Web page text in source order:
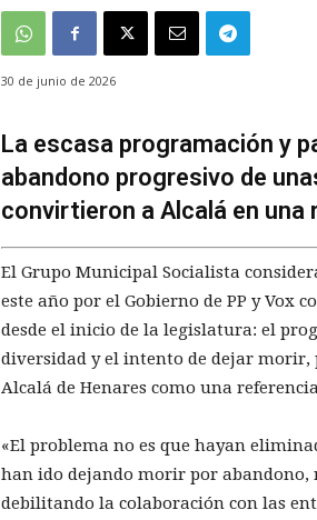
30 de junio de 2026
La escasa programación y
abandono progresivo de
convirtieron a Alcalá en una
El Grupo Municipal Socialista
este año por el Gobierno de PP y Vox
desde el inicio de la legislatura: el
diversidad y el intento de dejar morir,
Alcalá de Henares como una
«El problema no es que hayan
han ido dejando morir por abandono,
debilitando la colaboración con las